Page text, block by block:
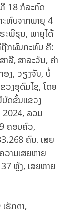
18 ກໍລະກົດ
ທົບຈາກພາຍຸ 4
ພິຣຸນ, ພາຍຸໄດ້
ກຜົນກະທົບ ຄື:
ລີ, ສາລະວັນ, ຄໍາ
ອງ, ວຽງຈັນ, ບໍ່
ວງອຸດົມໄຊ, ໂດຍ
ບັດຂັ້ນແຂວງ
2024, ລວມ
ຄອບຄົວ,
ຄົນ, ເສຍ
າມເສຍຫາຍ
ຫຼັງ, ເສຍຫາຍ
ຮັກຕາ,